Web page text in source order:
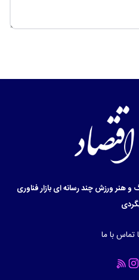
و هنرورزشچند رسانه ایبازارفناوری
تماس با ما